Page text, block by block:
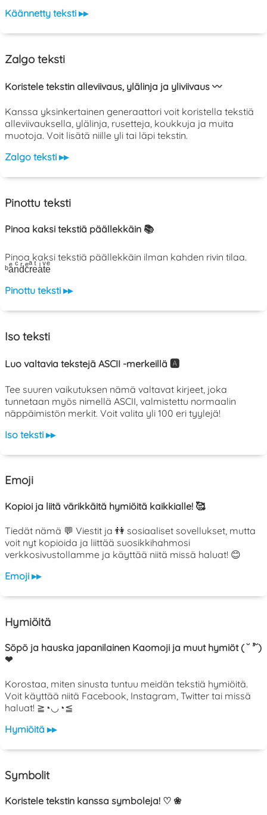
Käännetty teksti ▸▸
Zalgo teksti
Koristele tekstin alleviivaus, ylälinja ja yliviivaus 〰️
Kanssa yksinkertainen generaattori voit koristella tekstiä
alleviivauksella, ylälinja, rusetteja, koukkuja ja muita
muotoja. Voit lisätä niille yli tai läpi tekstin.
Zalgo teksti ▸▸
Pinottu teksti
Pinoa kaksi tekstiä päällekkäin 📚
Pinoa kaksi tekstiä päällekkäin ilman kahden rivin tilaa.
ᵇaͤnͨdͬcͤrͣeͭaͥtͮeͤ
Pinottu teksti ▸▸
Iso teksti
Luo valtavia tekstejä ASCII -merkeillä 🅰️
Tee suuren vaikutuksen nämä valtavat kirjeet, joka
tunnetaan myös nimellä ASCII, valmistettu normaalin
näppäimistön merkit. Voit valita yli 100 eri tyylejä!
Iso teksti ▸▸
Emoji
Kopioi ja liitä värikkäitä hymiöitä kaikkialle! 🥰
Tiedät nämä 💬 Viestit ja 👫 sosiaaliset sovellukset, mutta
voit nyt kopioida ja liittää suosikkihahmosi
verkkosivustollamme ja käyttää niitä missä haluat! 😊
Emoji ▸▸
Hymiöitä
Söpö ja hauska japanilainen Kaomoji ja muut hymiöt ( ˘ ³˘)
❤
Korostaa, miten sinusta tuntuu meidän tekstiä hymiöitä.
Voit käyttää niitä Facebook, Instagram, Twitter tai missä
haluat! ≧◔◡◔≦
Hymiöitä ▸▸
Symbolit
Koristele tekstin kanssa symboleja! ♡ ❀